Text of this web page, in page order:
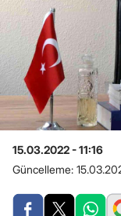
15.03.2022 - 11:16
Güncelleme: